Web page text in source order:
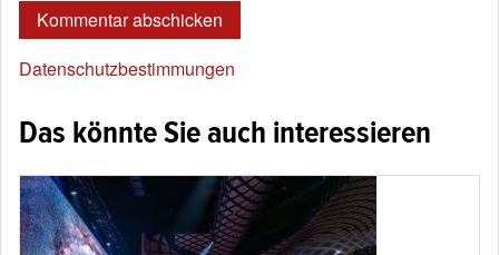
Datenschutzbestimmungen
Das könnte Sie auch interessieren